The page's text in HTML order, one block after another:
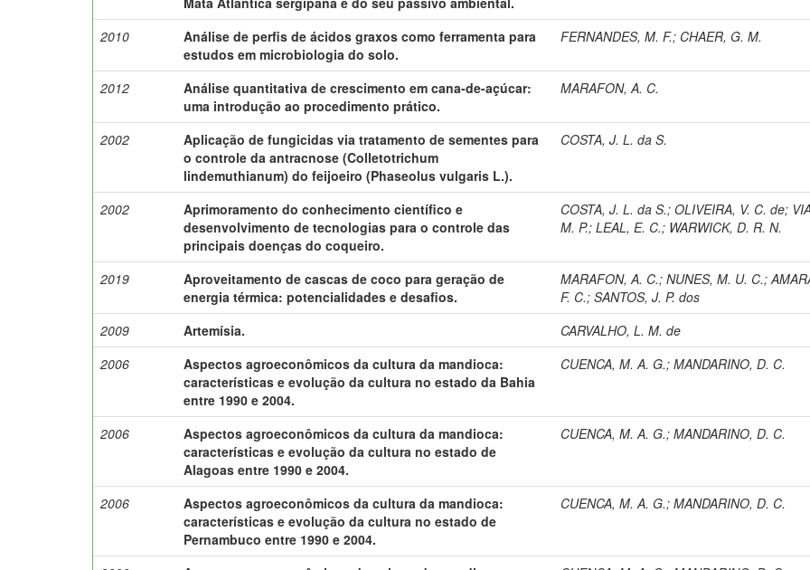
2010
Análise de perfis de ácidos graxos como ferramenta para
estudos em microbiologia do solo.
FERNANDES, M. F.; CHAER, G. M.
2012
Análise quantitativa de crescimento em cana-de-açúcar:
uma introdução ao procedimento prático.
MARAFON, A. C.
2002
Aplicação de fungicidas via tratamento de sementes para
o controle da antracnose (Colletotrichum
lindemuthianum) do feijoeiro (Phaseolus vulgaris L.).
COSTA, J. L. da S.
2002
Aprimoramento do conhecimento científico e
desenvolvimento de tecnologias para o controle das
principais doenças do coqueiro.
COSTA, J. L. da S.;OLIVEIRA, V. C. de;
M. P.;LEAL, E. C.; WARWICK, D. R. N.
2019
Aproveitamento de cascas de coco para geração de
energia térmica: potencialidades e desafios.
MARAFON, A. C.;NUNES, M. U. C.;
F. C.;SANTOS, J. P. dos
2009
Artemísia.
CARVALHO, L. M. de
2006
Aspectos agroeconômicos da cultura da mandioca:
características e evolução da cultura no estado da Bahia
entre 1990 e 2004.
CUENCA, M. A. G.;MANDARINO, D. C.
2006
Aspectos agroeconômicos da cultura da mandioca:
características e evolução da cultura no estado de
Alagoas entre 1990 e 2004.
CUENCA, M. A. G.;MANDARINO, D. C.
2006
Aspectos agroeconômicos da cultura da mandioca:
características e evolução da cultura no estado de
Pernambuco entre 1990 e 2004.
CUENCA, M. A. G.;MANDARINO, D. C.